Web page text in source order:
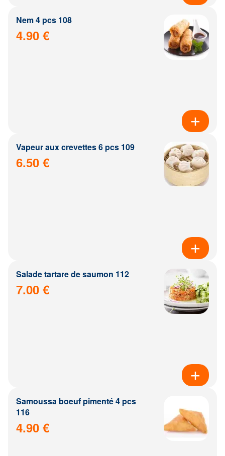
Nem 4 pcs 108
4.90 €
Vapeur aux crevettes 6 pcs 109
6.50 €
Salade tartare de saumon 112
7.00 €
Samoussa boeuf pimenté 4 pcs
116
4.90 €